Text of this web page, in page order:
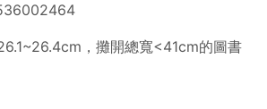
，攤開總寬<41cm的圖書